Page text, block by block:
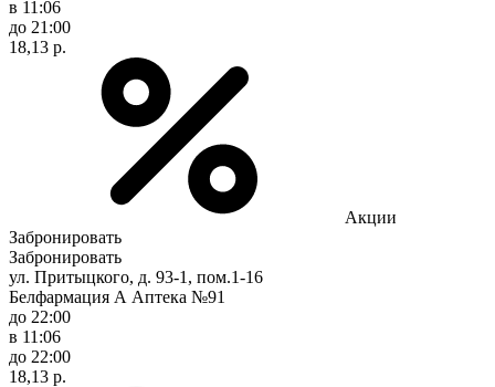
в 11:06
до 21:00
18,13 р.
Акции
Забронировать
Забронировать
ул. Притыцкого, д. 93-1, пом.1-16
Белфармация А Аптека №91
до 22:00
в 11:06
до 22:00
18,13 р.